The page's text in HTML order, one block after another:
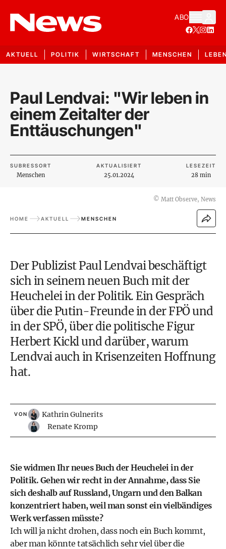
ABO
AKTUELL POLITIK WIRTSCHAFT MENSCHEN
Paul Lendvai: "Wir leben in
einem Zeitalter der
Enttäuschungen"
SUBRESSORT
Menschen
AKTUALISIERT
25.01.2024
LESEZEIT
28 min
© Matt Observe, News
HOME AKTUELL MENSCHEN
Der Publizist Paul Lendvai beschäftigt
sich in seinem neuen Buch mit der
Heuchelei in der Politik. Ein Gespräch
über die Putin-Freunde in der FPÖ und
in der SPÖ, über die politische Figur
Herbert Kickl und darüber, warum
Lendvai auch in Krisenzeiten Hoffnung
hat.
VON
Kathrin Gulnerits
Renate Kromp
Sie widmen Ihr neues Buch der Heuchelei in der
Politik. Gehen wir recht in der Annahme, dass Sie
sich deshalb auf Russland, Ungarn und den Balkan
konzentriert haben, weil man sonst ein vielbändiges
Werk verfassen müsste?
Ich will ja nicht drohen, dass noch ein Buch kommt,
aber man könnte tatsächlich sehr viel über die